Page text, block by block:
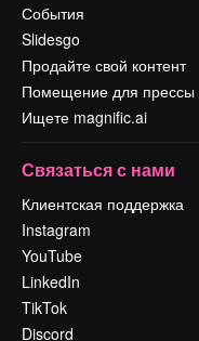
События
Slidesgo
Продайте свой контент
Помещение для прессы
Ищете magnific.ai
Связаться с нами
Клиентская поддержка
Instagram
YouTube
LinkedIn
TikTok
Discord